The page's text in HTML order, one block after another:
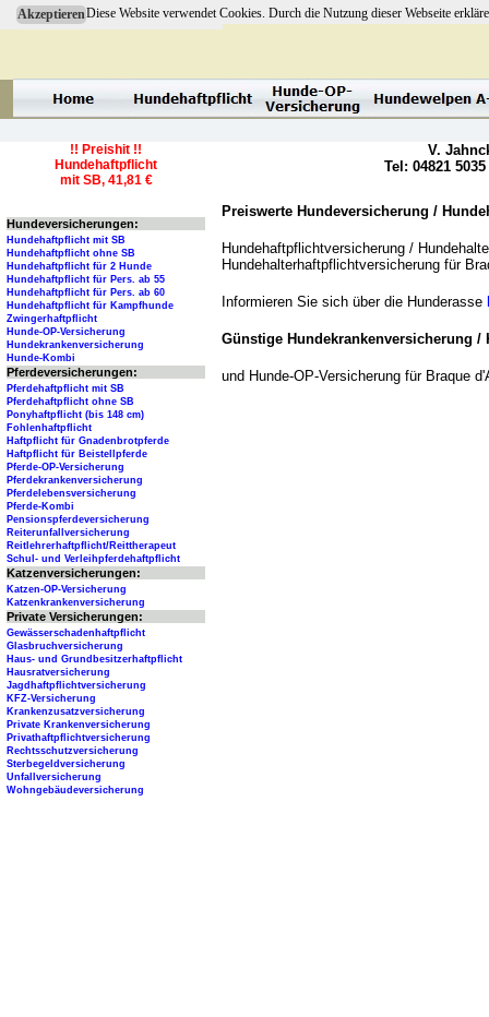
AkzeptierenDiese Website verwendet Cookies. Durch die Nutzung dieser Webseite
Preiswerte Hundeversicherung /
Hundehaftpflichtversicherung /
Hundehalterhaftpflichtversicherung für
Informieren Sie sich über die Hunderasse
Günstige Hundekrankenversicherung
und Hunde-OP-Versicherung für Braque
V.
Tel: 04821
!! Preishit !!
Hundehaftpflicht
mit SB, 41,81 €
Hundeversicherungen:
Hundehaftpflicht mit SB
Hundehaftpflicht ohne SB
Hundehaftpflicht für 2 Hunde
Hundehaftpflicht für Pers. ab 55
Hundehaftpflicht für Pers. ab 60
Hundehaftpflicht für Kampfhunde
Zwingerhaftpflicht
Hunde-OP-Versicherung
Hundekrankenversicherung
Hunde-Kombi
Pferdeversicherungen:
Pferdehaftpflicht mit SB
Pferdehaftpflicht ohne SB
Ponyhaftpflicht (bis 148 cm)
Fohlenhaftpflicht
Haftpflicht für Gnadenbrotpferde
Haftpflicht für Beistellpferde
Pferde-OP-Versicherung
Pferdekrankenversicherung
Pferdelebensversicherung
Pferde-Kombi
Pensionspferdeversicherung
Reiterunfallversicherung
Reitlehrerhaftpflicht/Reittherapeut
Schul- und Verleihpferdehaftpflicht
Katzenversicherungen:
Katzen-OP-Versicherung
Katzenkrankenversicherung
Private Versicherungen:
Gewässerschadenhaftpflicht
Glasbruchversicherung
Haus- und Grundbesitzerhaftpflicht
Hausratversicherung
Jagdhaftpflichtversicherung
KFZ-Versicherung
Krankenzusatzversicherung
Private Krankenversicherung
Privathaftpflichtversicherung
Rechtsschutzversicherung
Sterbegeldversicherung
Unfallversicherung
Wohngebäudeversicherung